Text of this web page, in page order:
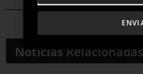
Notícias Relacionadas